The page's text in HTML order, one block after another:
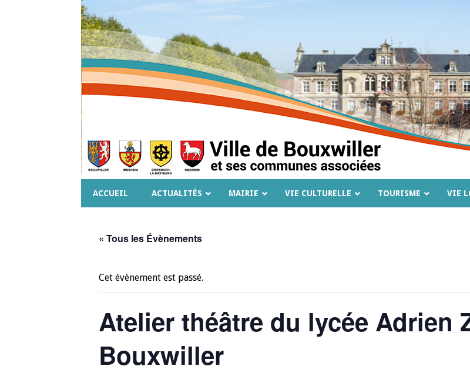
ACCUEIL ACTUALITÉS MAIRIE VIE CULTURELLE TOURISME VIE
« Tous les Évènements
Cet évènement est passé.
Atelier théâtre du lycée Adrien
Bouxwiller